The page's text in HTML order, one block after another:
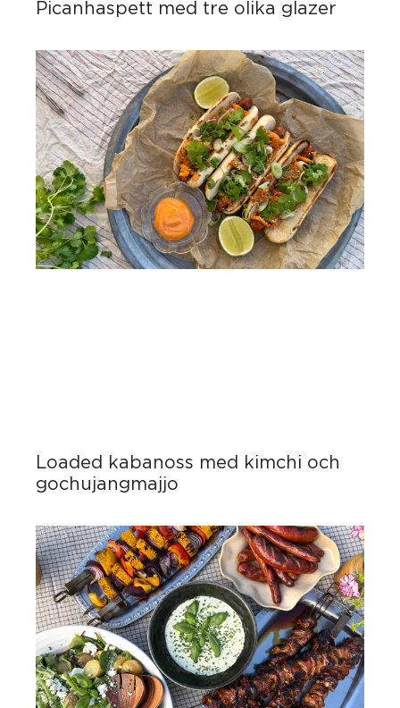
Picanhaspett med tre olika glazer
Loaded kabanoss med kimchi och
gochujangmajjo